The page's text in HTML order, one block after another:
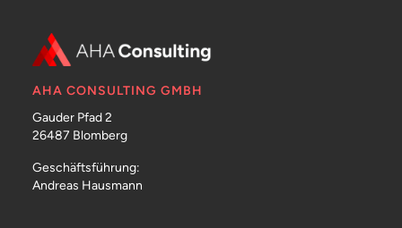
AHA CONSULTING GMBH
Gauder Pfad 2
26487 Blomberg
Geschäftsführung:
Andreas Hausmann